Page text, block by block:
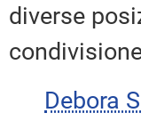
diverse
Debora